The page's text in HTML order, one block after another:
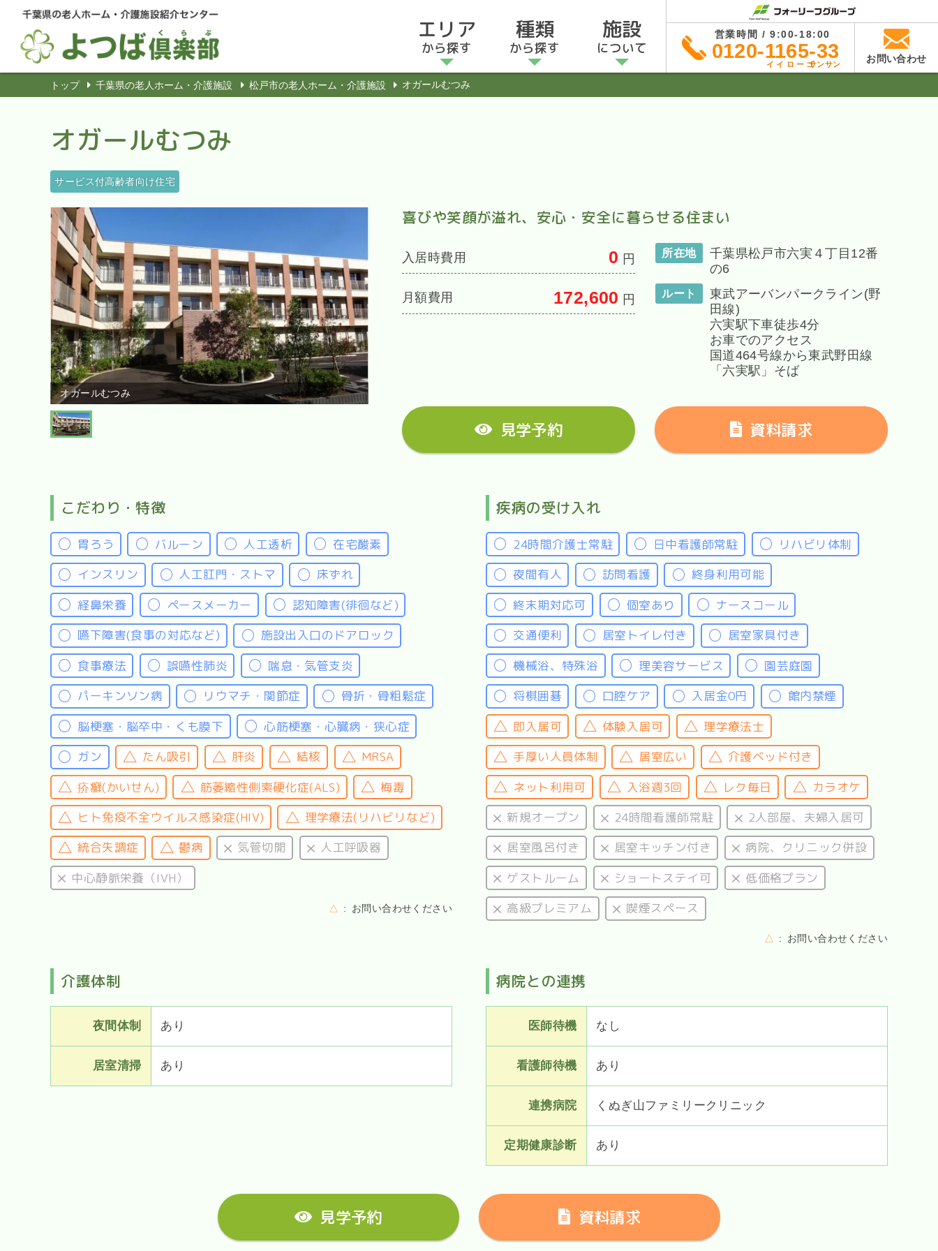
営業時間 / 9:00-18:00
0120-1165-33
イイローゴサンサン お問い合わせ
エリア
から探す
種類
から探す
施設
について
トップ 千葉県の老人ホーム・介護施設 松戸市の老人ホーム・介護施設 オガールむつみ
オガールむつみ
サービス付高齢者向け住宅
オガールむつみ
喜びや笑顔が溢れ、安心・安全に暮らせる住まい
入居時費用 0 円
月額費用 172,600 円
所在地
千葉県松戸市六実４丁目12番
の6
ルート
東武アーバンパークライン(野
田線)
六実駅下車徒歩4分
お車でのアクセス
国道464号線から東武野田線
「六実駅」そば
見学予約 資料請求
こだわり・特徴
胃ろう バルーン 人工透析
在宅酸素
インスリン
人工肛門・ストマ
床ずれ
経鼻栄養
ペースメーカー
認知障害(徘徊など)
嚥下障害(食事の対応など)
施設出入口のドアロック
食事療法
誤嚥性肺炎
喘息・気管支炎
パーキンソン病
リウマチ・関節症
骨折・骨粗鬆症
脳梗塞・脳卒中・くも膜下
心筋梗塞・心臓病・狭心症
ガン
たん吸引 肝炎 結核
MRSA
疥癬(かいせん)
筋萎縮性側索硬化症(ALS)
梅毒
ヒト免疫不全ウイルス感染症(HIV)
理学療法(リハビリなど)
統合失調症
鬱病 気管切開
人工呼吸器
中心静脈栄養（IVH）
△ お問い合わせください
疾病の受け入れ
24時間介護士常駐 日中看護師常駐
リハビリ体制
夜間有人
訪問看護
終身利用可能
終末期対応可
個室あり
ナースコール
交通便利
居室トイレ付き
居室家具付き
機械浴、特殊浴
理美容サービス
園芸庭園
将棋囲碁
口腔ケア 入居金0円
館内禁煙
即入居可
体験入居可
理学療法士
手厚い人員体制
居室広い
介護ベッド付き
ネット利用可
入浴週3回 レク毎日
カラオケ
新規オープン
24時間看護師常駐
2人部屋、夫婦入居可
居室風呂付き
居室キッチン付き
病院、クリニック併設
ゲストルーム
ショートステイ可
低価格プラン
高級プレミアム
喫煙スペース
△ お問い合わせください
介護体制
夜間体制 あり
居室清掃 あり
病院との連携
医師待機 なし
看護師待機 あり
連携病院 くぬぎ山ファミリークリニック
定期健康診断 あり
見学予約 資料請求